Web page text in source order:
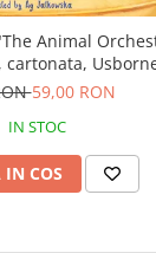
Animal
cartonata,
59,00 RON
IN STOC
COS